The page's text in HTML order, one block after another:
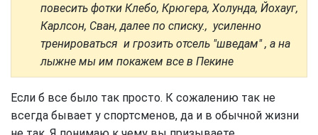
повесить фотки Клебо, Крюгера, Холунда, Йохауг,
Карлсон, Сван, далее по списку., усиленно
тренироваться и грозить отсель "шведам" , а на
лыжне мы им покажем все в Пекине
Если б все было так просто. К сожалению так не
всегда бывает у спортсменов, да и в обычной жизни